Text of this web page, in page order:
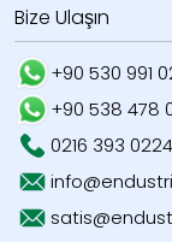
Bize Ulaşın
+90 530 991
+90 538 478
0216 393 0224